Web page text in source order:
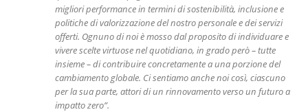
migliori performance in termini di sostenibilità, inclusione e
politiche di valorizzazione del nostro personale e dei servizi
offerti. Ognuno di noi è mosso dal proposito di individuare e
vivere scelte virtuose nel quotidiano, in grado però – tutte
insieme – di contribuire concretamente a una porzione del
cambiamento globale. Ci sentiamo anche noi così, ciascuno
per la sua parte, attori di un rinnovamento verso un futuro a
impatto zero”.